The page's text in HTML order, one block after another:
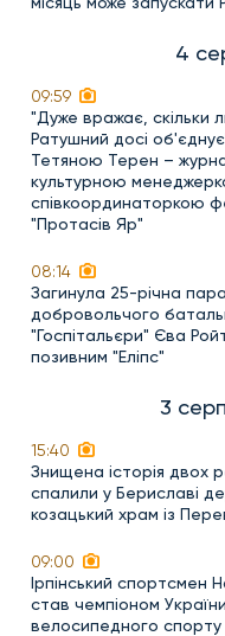
4
09:59
"Дуже вражає, скільки
Ратушний досі
Тетяною Терен –
культурною
співкоординаторкою
"Протасів Яр"
08:14
Загинула 25-річна
добровольчого
"Госпітальєри" Єва
позивним "Еліпс"
3
15:40
Знищена історія двох
спалили у Бериславі
козацький храм із
09:00
Ірпінський спортсмен
став чемпіоном
велосипедного